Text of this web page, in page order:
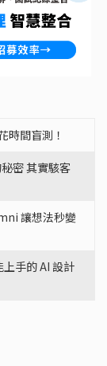
時間盲測！
密 其實駭客
讓想法秒變
手的 AI 設計